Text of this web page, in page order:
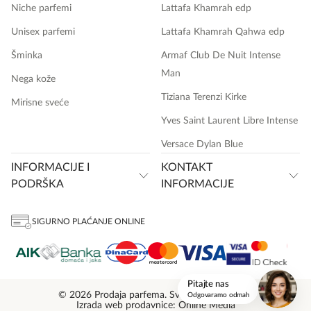
Niche parfemi
Unisex parfemi
Šminka
Nega kože
Mirisne sveće
Lattafa Khamrah edp
Lattafa Khamrah Qahwa edp
Armaf Club De Nuit Intense
Man
Tiziana Terenzi Kirke
Yves Saint Laurent Libre Intense
Versace Dylan Blue
INFORMACIJE I
PODRŠKA
KONTAKT
INFORMACIJE
SIGURNO PLAĆANJE ONLINE
© 2026 Prodaja parfema. Sva prava zadržana.
Izrada web prodavnice: Online Media
Pitajte nas
Odgovaramo odmah
onlinemedia.rs